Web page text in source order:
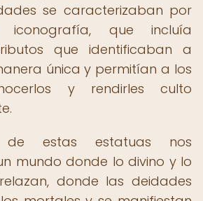
se caracterizaban por
que incluía
que identificaban a
única y permitían a los
y rendirles culto
de estas estatuas nos
mundo donde lo divino y lo
donde las deidades